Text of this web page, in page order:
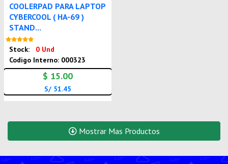
COOLERPAD PARA LAPTOP
CYBERCOOL ( HA-69 )
STAND...
Stock:
0 Und
Codigo Interno: 000323
$ 15.00
S/ 51.45
Mostrar Mas Productos